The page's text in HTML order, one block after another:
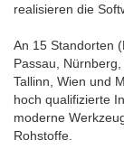
realisieren die
An 15 Standorten
Passau,
Tallinn, Wien und
hoch qualifizierte
moderne
Rohstoffe.